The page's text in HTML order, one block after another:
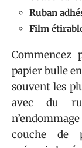
Ruban
Film
papier bulle
souvent les
avec du
couche de